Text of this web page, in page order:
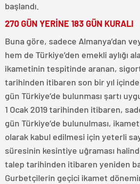
başlandı.
270 GÜN YERİNE 183 GÜN KURALI
Buna göre, sadece Almanya’dan
hem de Türkiye’den emekli aylığı
ikametinin tespitinde aranan,
tarihinden itibaren son bir yıl
gün Türkiye’de bulunması şartı
1 Ocak 2019 tarihinden itibaren,
gün Türkiye’de bulunulması,
olarak kabul edilmesi için yeterli
süresinin kesintiye uğraması
talep tarihinden itibaren yeniden
Gurbetçilerin geçici ikamet